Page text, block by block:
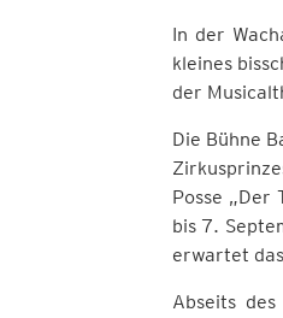
In der
kleines
der
Die Bühne
Posse „Der
bis 7.
erwartet
Abseits